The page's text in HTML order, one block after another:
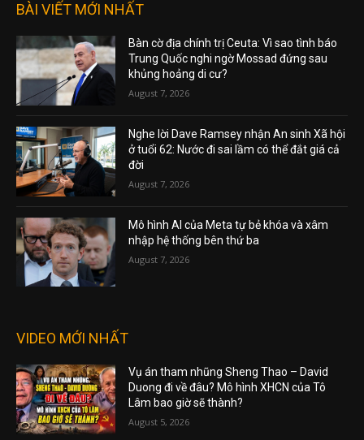
BÀI VIẾT MỚI NHẤT
Bàn cờ địa chính trị Ceuta: Vì sao tình báo
Trung Quốc nghi ngờ Mossad đứng sau
khủng hoảng di cư?
August 7, 2026
Nghe lời Dave Ramsey nhận An sinh Xã hội
ở tuổi 62: Nước đi sai lầm có thể đắt giá cả
đời
August 7, 2026
Mô hình AI của Meta tự bẻ khóa và xâm
nhập hệ thống bên thứ ba
August 7, 2026
VIDEO MỚI NHẤT
Vụ án tham nhũng Sheng Thao – David
Duong đi về đâu? Mô hình XHCN của Tô
Lâm bao giờ sẽ thành?
August 5, 2026